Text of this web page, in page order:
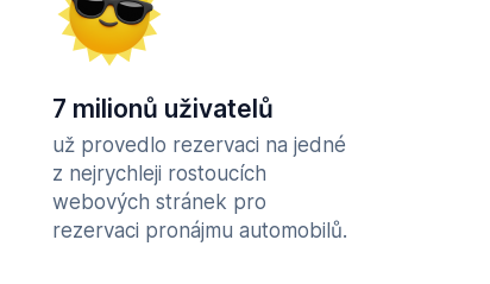
7 milionů uživatelů
už provedlo rezervaci na jedné
z nejrychleji rostoucích
webových stránek pro
rezervaci pronájmu automobilů.